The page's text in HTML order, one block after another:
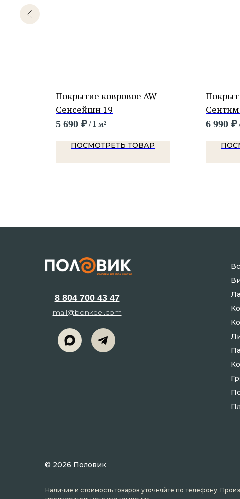
Покрытие ковровое AW
Сенсейшн 19
5 690 ₽/ 1 м²
ПОСМОТРЕТЬ ТОВАР
6 990 ₽/
8 804 700 43 47
mail@bonkeel.com
© 2026 Половик
Наличие и стоимость товаров уточняйте по телефону.